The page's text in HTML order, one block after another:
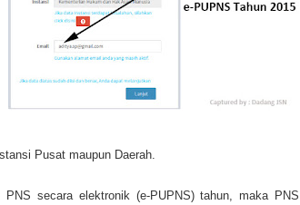
Pusat maupun Daerah.
secara elektronik (e-PUPNS) tahun, maka PNS